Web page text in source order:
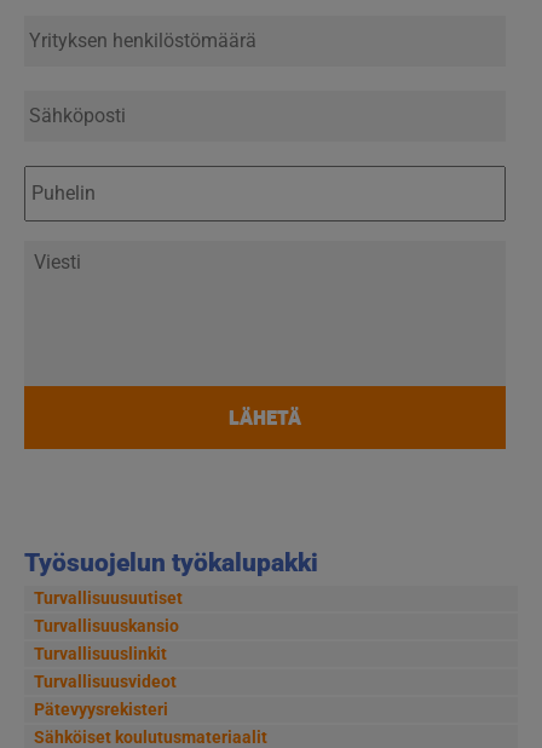
Työsuojelun työkalupakki
Turvallisuusuutiset
Turvallisuuskansio
Turvallisuuslinkit
Turvallisuusvideot
Pätevyysrekisteri
Sähköiset koulutusmateriaalit
henkilöstömäärä
Sähköposti
Viesti